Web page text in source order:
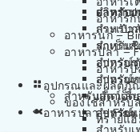
อาหารก
อาหารนก –
อาหารปลา –
อาหาร
อุปกรณและผลิตภั
ของใช้สำหรับ
ทรายแฮ
อาหาร
ผลิตภัณ
กระเป๋า
รถเข็น
อุปกรณ์
อุปกรณ์
แก็ดเจ็ต
อุปกรณ์
สำหรับ
สำหรับ
สำหรับ
สำหรับ
สำหรับ
สำหรับสัตว์เลี้
สำหรับแ
อาหารปลา – Fish